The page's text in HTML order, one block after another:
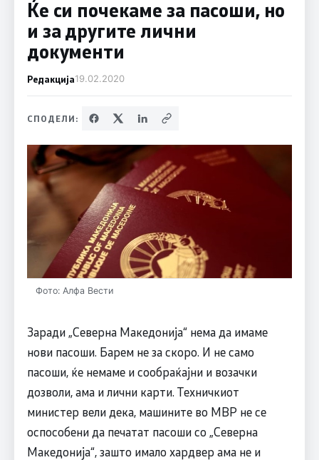
Ќе си почекаме за пасоши, но
и за другите лични
документи
Редакција19.02.2020
СПОДЕЛИ:
Фото: Алфа Вести
Заради „Северна Македонија“ нема да имаме
нови пасоши. Барем не за скоро. И не само
пасоши, ќе немаме и сообраќајни и возачки
дозволи, ама и лични карти. Техничкиот
министер вели дека, машините во МВР не се
оспособени да печатат пасоши со „Северна
Македонија“, зашто имало хардвер ама не и